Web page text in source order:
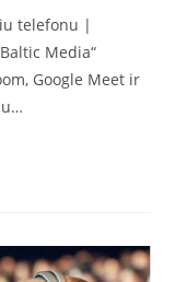
telefonu |
Media“
Google Meet ir